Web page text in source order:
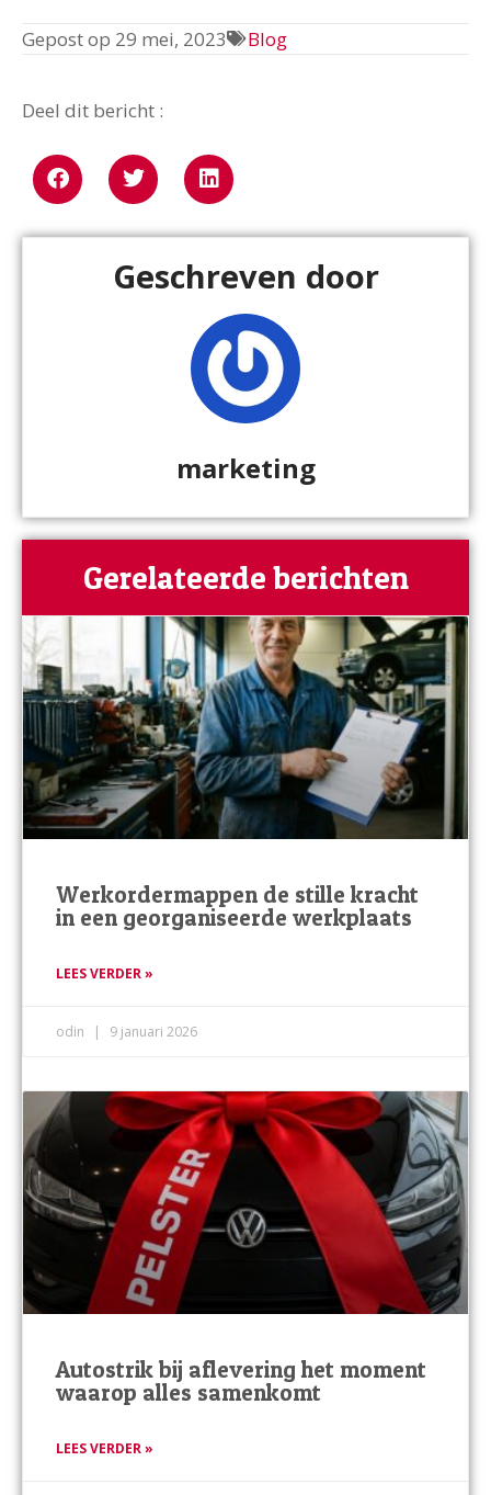
Gepost op 29 mei, 2023 Blog
Deel dit bericht :
Geschreven door
marketing
Gerelateerde berichten
Werkordermappen de stille kracht
in een georganiseerde werkplaats
LEES VERDER »
odin 9 januari 2026
Autostrik bij aflevering het moment
waarop alles samenkomt
LEES VERDER »